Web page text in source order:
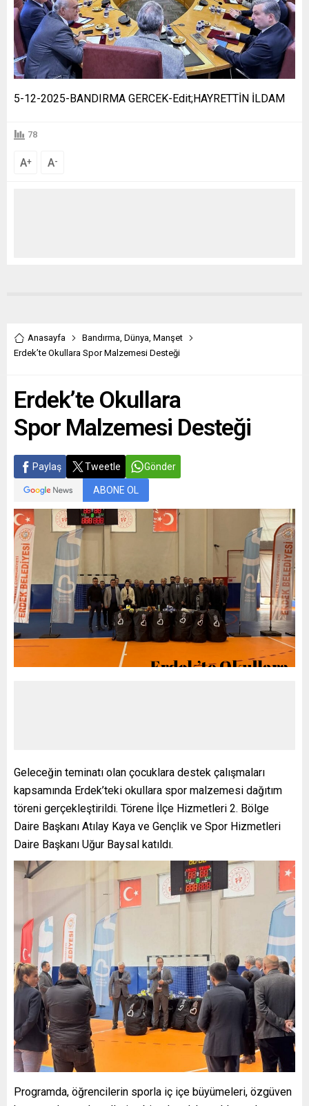
5-12-2025-BANDIRMA GERCEK-Edit;HAYRETTİN İLDAM
78
A+ A-
Anasayfa Bandırma Dünya Manşet
Erdek’te Okullara Spor Malzemesi Desteği
Erdek’te Okullara
Spor Malzemesi Desteği
Paylaş Tweetle Gönder
ABONE OL
Geleceğin teminatı olan çocuklara destek çalışmaları
kapsamında Erdek’teki okullara spor malzemesi dağıtım
töreni gerçekleştirildi. Törene İlçe Hizmetleri 2. Bölge
Daire Başkanı Atılay Kaya ve Gençlik ve Spor Hizmetleri
Daire Başkanı Uğur Baysal katıldı.
Programda, öğrencilerin sporla iç içe büyümeleri, özgüven